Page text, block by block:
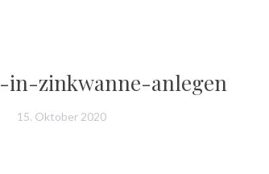
zinkwanne-anlegen
15. Oktober 2020